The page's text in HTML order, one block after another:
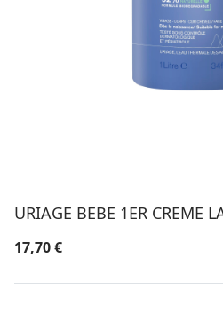
URIAGE BEBE 1ER CREME
17,70€